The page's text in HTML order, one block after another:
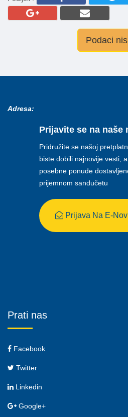
Podaci
Adresa:
Prijavite se na naše
Pridružite se našoj
biste dobili najnovije vesti,
posebne ponude
prijemnom sandučetu
Prijava Na E-
Prati nas
Facebook
Twitter
Linkedin
Google+